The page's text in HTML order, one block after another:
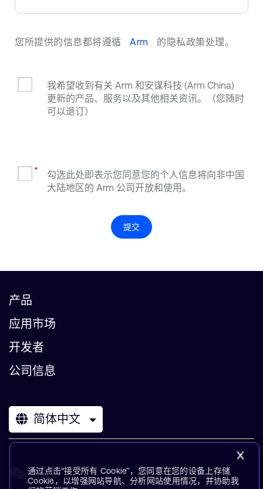
您所提供的信息都将遵循 Arm 的隐私政策处理。
我希望收到有关 Arm 和安谋科技 (Arm China)
更新的产品、服务以及其他相关资讯。（您随时
可以退订）
*
勾选此处即表示您同意您的个人信息将向非中国
大陆地区的 Arm 公司开放和使用。
提交
产品
应用市场
开发者
公司信息
简体中文
通过点击“接受所有 Cookie”，您同意在您的设备上存储
Cookie，以增强网站导航、分析网站使用情况，并协助我